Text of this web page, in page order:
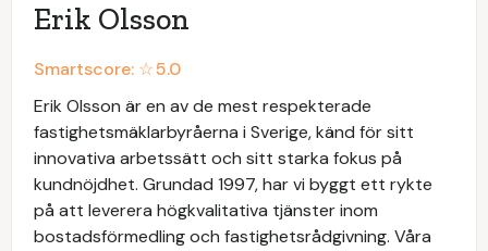
Erik Olsson
Smartscore: ☆5.0
Erik Olsson är en av de mest respekterade
fastighetsmäklarbyråerna i Sverige, känd för sitt
innovativa arbetssätt och sitt starka fokus på
kundnöjdhet. Grundad 1997, har vi byggt ett rykte
på att leverera högkvalitativa tjänster inom
bostadsförmedling och fastighetsrådgivning. Våra